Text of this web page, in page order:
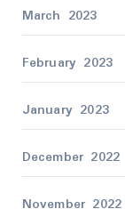
March 2023
February 2023
January 2023
December 2022
November 2022